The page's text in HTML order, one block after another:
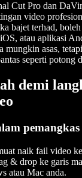
Cut Pro dan
video
bajet terhad,
atau aplikasi
mungkin asas,
seperti potong
demi
pemangkas
naik fail video
& drop ke garis
atau Mac anda.